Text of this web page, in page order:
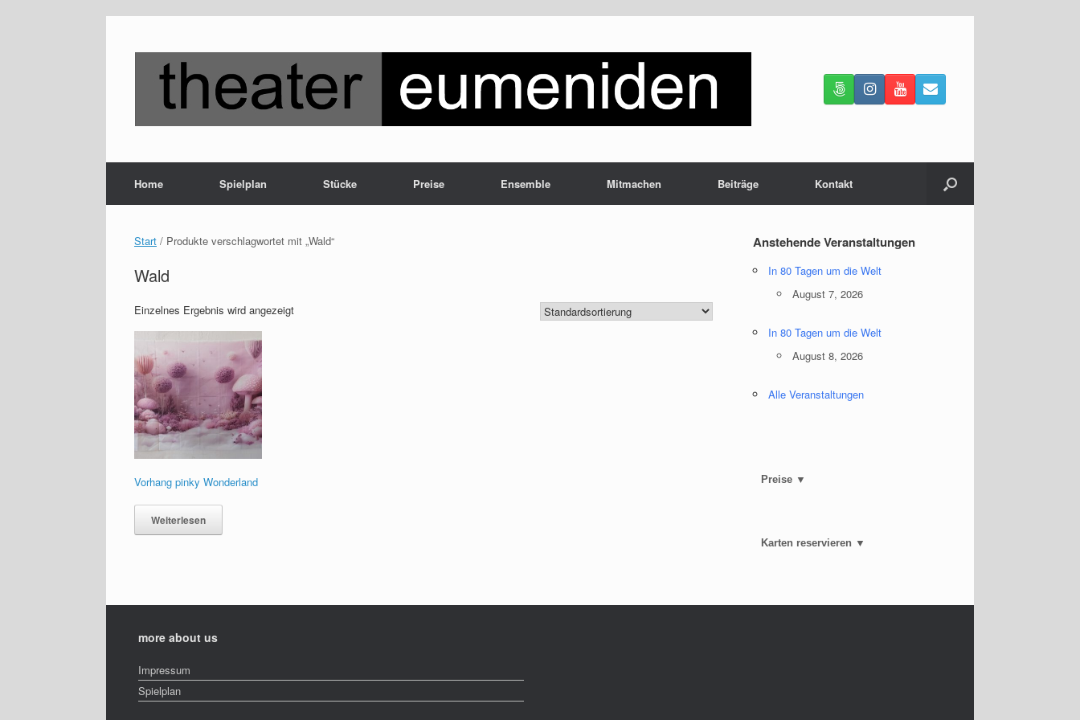
springen
Home Spielplan Stücke Preise Ensemble Mitmachen Beiträge Kontakt
Start / Produkte verschlagwortet mit „Wald“
Wald
Einzelnes Ergebnis wird angezeigt
Vorhang pinky Wonderland
Weiterlesen
Anstehende Veranstaltungen
In 80 Tagen um die Welt
August 7, 2026
In 80 Tagen um die Welt
August 8, 2026
Alle Veranstaltungen
Preise ▼
Karten reservieren ▼
more about us
Impressum
Spielplan